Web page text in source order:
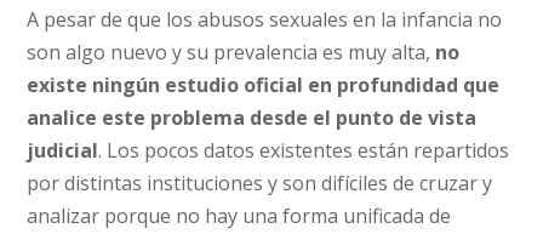
A pesar de que los abusos sexuales en la infancia no
son algo nuevo y su prevalencia es muy alta, no
existe ningún estudio oficial en profundidad que
analice este problema desde el punto de vista
judicial. Los pocos datos existentes están repartidos
por distintas instituciones y son difíciles de cruzar y
analizar porque no hay una forma unificada de